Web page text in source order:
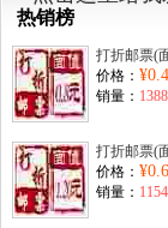
热销榜
打折邮票(
价格：
销量：
打折邮票(
价格：
销量：